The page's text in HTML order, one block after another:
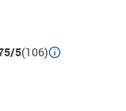
LED colorée :
lumières LED
ensaché
qualité tout en
Il peut
par les sauts et
5(106)